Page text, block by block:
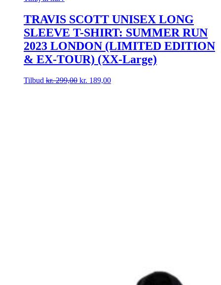
TRAVIS SCOTT UNISEX LONG
SLEEVE T-SHIRT: SUMMER RUN
2023 LONDON (LIMITED EDITION
& EX-TOUR) (XX-Large)
Tilbud kr.299,00 kr. 189,00